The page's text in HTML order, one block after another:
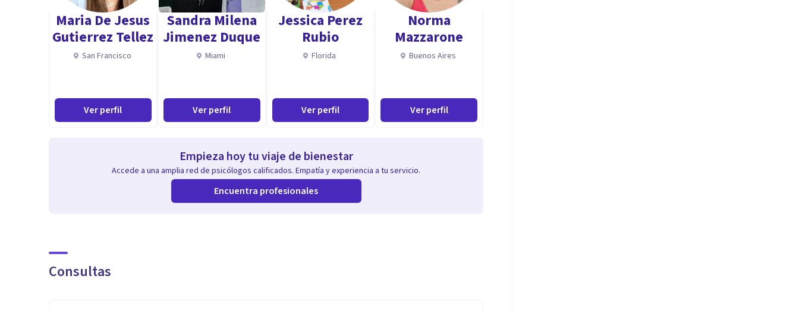
Maria De Jesus
Gutierrez Tellez
San Francisco
Ver perfil
Sandra Milena
Jimenez Duque
Miami
Ver perfil
Jessica Perez
Rubio
Florida
Ver perfil
Norma
Mazzarone
Buenos Aires
Ver perfil
Empieza hoy tu viaje de bienestar
Accede a una amplia red de psicólogos calificados. Empatía y experiencia a tu servicio.
Encuentra profesionales
Consultas